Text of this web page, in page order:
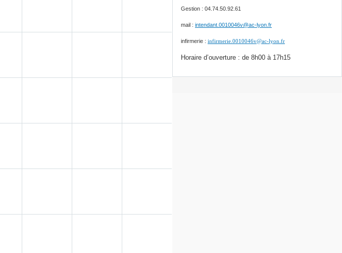
Gestion : 04.74.50.92.61
mail : intendant.0010046v@ac-lyon.fr
infirmerie : infirmerie.0010046v@ac-lyon.fr
Horaire d’ouverture : de 8h00 à 17h15